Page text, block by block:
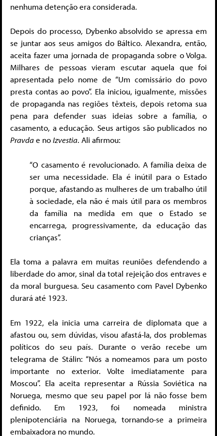
nenhuma detenção era considerada.
Depois do processo, Dybenko absolvido se apressa em
se juntar aos seus amigos do Báltico. Alexandra, então,
aceita fazer uma jornada de propaganda sobre o Volga.
Milhares de pessoas vieram escutar aquela que foi
apresentada pelo nome de “Um comissário do povo
presta contas ao povo”. Ela iniciou, igualmente, missões
de propaganda nas regiões têxteis, depois retoma sua
pena para defender suas ideias sobre a família, o
casamento, a educação. Seus artigos são publicados no
Pravdae noIzvestia. Ali afirmou:
“O casamento é revolucionado. A família deixa de
ser uma necessidade. Ela é inútil para o Estado
porque, afastando as mulheres de um trabalho útil
à sociedade, ela não é mais útil para os membros
da família na medida em que o Estado se
encarrega, progressivamente, da educação das
crianças”.
Ela toma a palavra em muitas reuniões defendendo a
liberdade do amor, sinal da total rejeição dos entraves e
da moral burguesa. Seu casamento com Pavel Dybenko
durará até 1923.
Em 1922, ela inicia uma carreira de diplomata que a
afastou ou, sem dúvidas, visou afastá-la, dos problemas
políticos do seu país. Durante o verão recebe um
telegrama de Stálin: “Nós a nomeamos para um posto
importante no exterior. Volte imediatamente para
Moscou”. Ela aceita representar a Rússia Soviética na
Noruega, mesmo que seu papel por lá não fosse bem
definido. Em 1923, foi nomeada ministra
plenipotenciária na Noruega, tornando-se a primeira
embaixadora no mundo.